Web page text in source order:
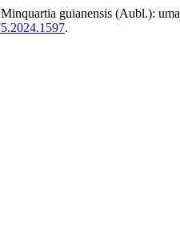
guianensis (Aubl.):
.